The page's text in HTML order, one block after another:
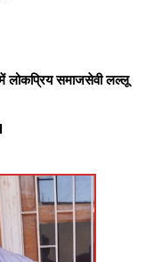
समाजसेवी लल्लू